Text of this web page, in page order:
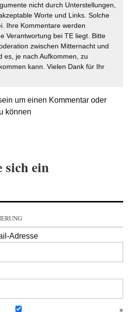
nicht durch Unterstellungen,
Worte und Links. Solche
Ihre Kommentare werden
Verantwortung bei TE liegt. Bitte
zwischen Mitternacht und
es, je nach Aufkommen, zu
kann. Vielen Dank für Ihr
um einen Kommentar oder
können
sich ein
Adresse